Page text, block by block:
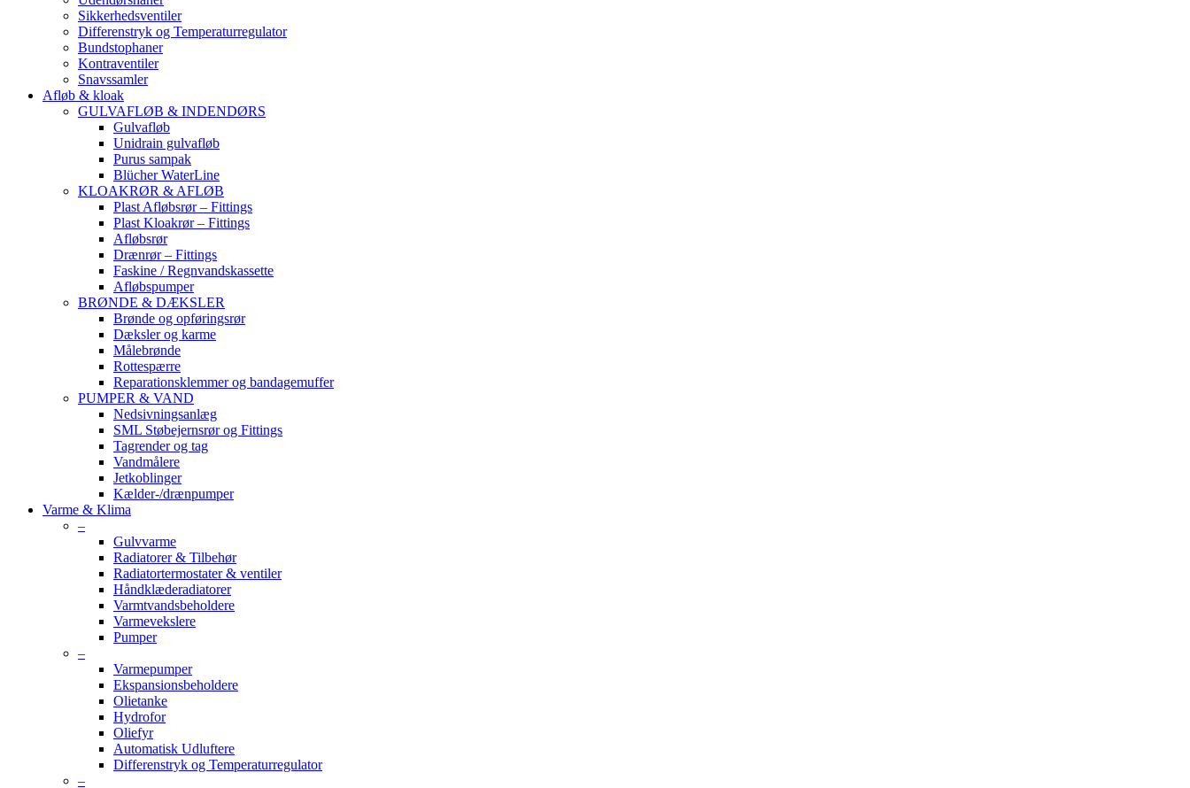
Sikkerhedsventiler
Differenstryk og Temperaturregulator
Bundstophaner
Kontraventiler
Snavssamler
Afløb & kloak
GULVAFLØB & INDENDØRS
Gulvafløb
Unidrain gulvafløb
Purus sampak
Blücher WaterLine
KLOAKRØR & AFLØB
Plast Afløbsrør – Fittings
Plast Kloakrør – Fittings
Afløbsrør
Drænrør – Fittings
Faskine / Regnvandskassette
Afløbspumper
BRØNDE & DÆKSLER
Brønde og opføringsrør
Dæksler og karme
Målebrønde
Rottespærre
Reparationsklemmer og bandagemuffer
PUMPER & VAND
Nedsivningsanlæg
SML Støbejernsrør og Fittings
Tagrender og tag
Vandmålere
Jetkoblinger
Kælder-/drænpumper
Varme & Klima
–
Gulvvarme
Radiatorer & Tilbehør
Radiatortermostater & ventiler
Håndklæderadiatorer
Varmtvandsbeholdere
Varmevekslere
Pumper
–
Varmepumper
Ekspansionsbeholdere
Olietanke
Hydrofor
Oliefyr
Automatisk Udluftere
Differenstryk og Temperaturregulator
–